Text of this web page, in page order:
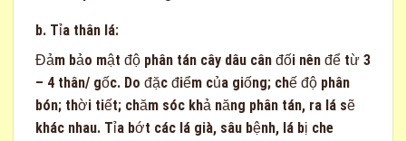
b. Tỉa thân lá:
Đảm bảo mật độ phân tán cây dâu cân đối nên để từ 3
– 4 thân/ gốc. Do đặc điểm của giống; chế độ phân
bón; thời tiết; chăm sóc khả năng phân tán, ra lá sẽ
khác nhau. Tỉa bớt các lá già, sâu bệnh, lá bị che